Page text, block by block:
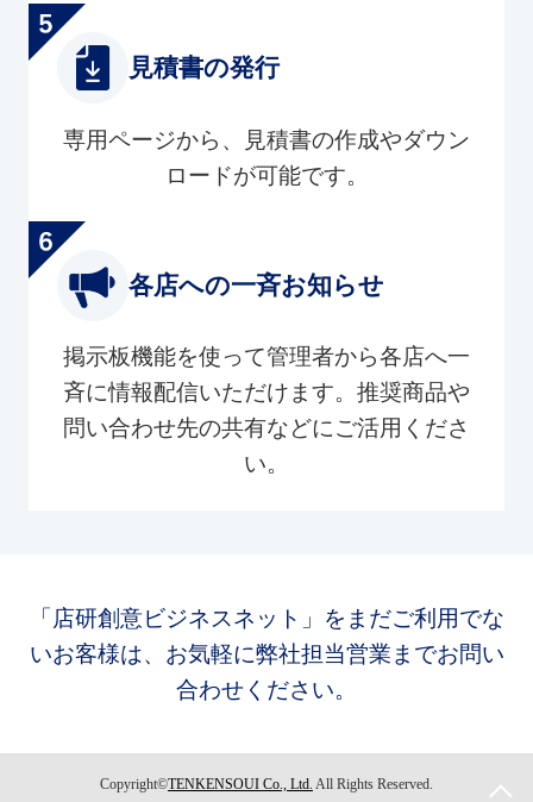
見積書の発行
専用ページから、見積書の作成やダウン
ロードが可能です。
各店への一斉お知らせ
掲示板機能を使って管理者から各店へ一
斉に情報配信いただけます。推奨商品や
問い合わせ先の共有などにご活用くださ
い。
「店研創意ビジネスネット」をまだご利用でな
いお客様は、お気軽に弊社担当営業までお問い
合わせください。
Copyright©TENKENSOUI Co., Ltd. All Rights Reserved.